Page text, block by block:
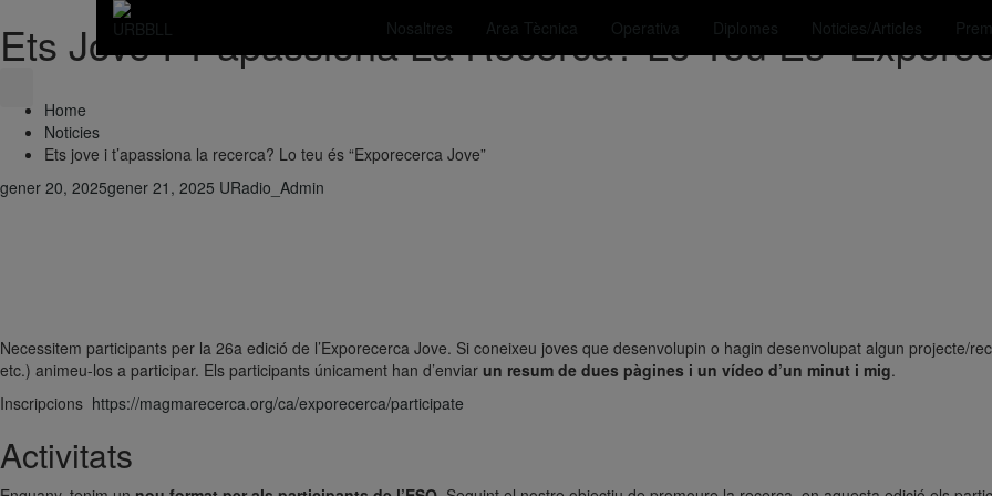
Skip
to
Nosaltres Area Tècnica Operativa Diplomes Noticies/Articles
Ets Jove I T’apassiona La Recerca? Lo Teu És
Home
Noticies
Ets jove i t’apassiona la recerca? Lo teu és “Exporecerca Jove”
gener 20, 2025gener 21, 2025 URadio_Admin
Necessitem participants per la 26a edició de l’Exporecerca Jove. Si coneixeu joves que desenvolupin o hagin desenvolupat algun
etc.) animeu-los a participar. Els participants únicament han d’enviar un resum de dues pàgines i un vídeo d’un minut i mig.
Inscripcions https://magmarecerca.org/ca/exporecerca/participate
Activitats